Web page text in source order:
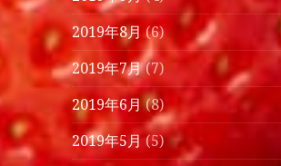
2019年8月 (6)
2019年7月(7)
2019年6月(8)
2019年5月 (5)